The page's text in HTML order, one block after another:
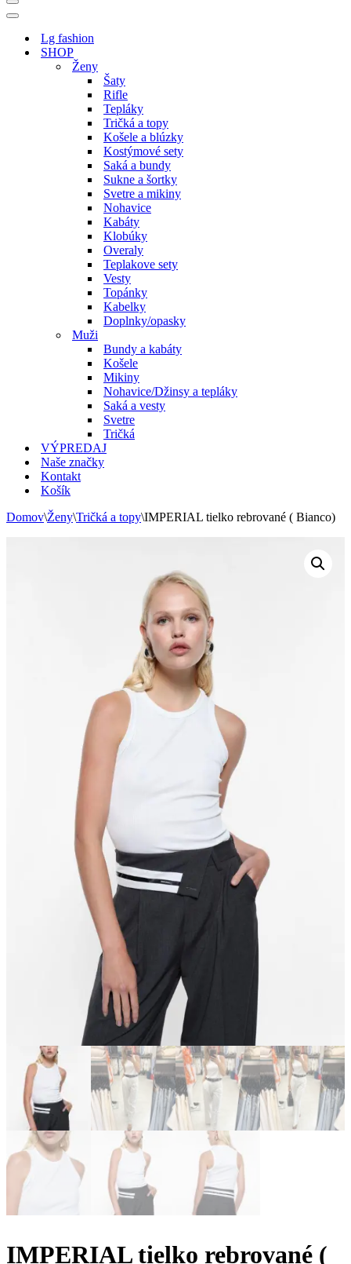
Menu
navigácie
Menu
navigácieLg fashion
SHOP
Ženy
Šaty
Rifle
Tepláky
Tričká a topy
Košele a blúzky
Kostýmové sety
Saká a bundy
Sukne a šortky
Svetre a mikiny
Nohavice
Kabáty
Klobúky
Overaly
Teplakove sety
Vesty
Topánky
Kabelky
Doplnky/opasky
Muži
Bundy a kabáty
Košele
Mikiny
Nohavice/Džinsy a tepláky
Saká a vesty
Svetre
Tričká
VÝPREDAJ
Naše značky
Kontakt
Košík
Domov\Ženy\Tričká a topy\IMPERIAL tielko rebrované ( Bianco)
IMPERIAL tielko rebrované (